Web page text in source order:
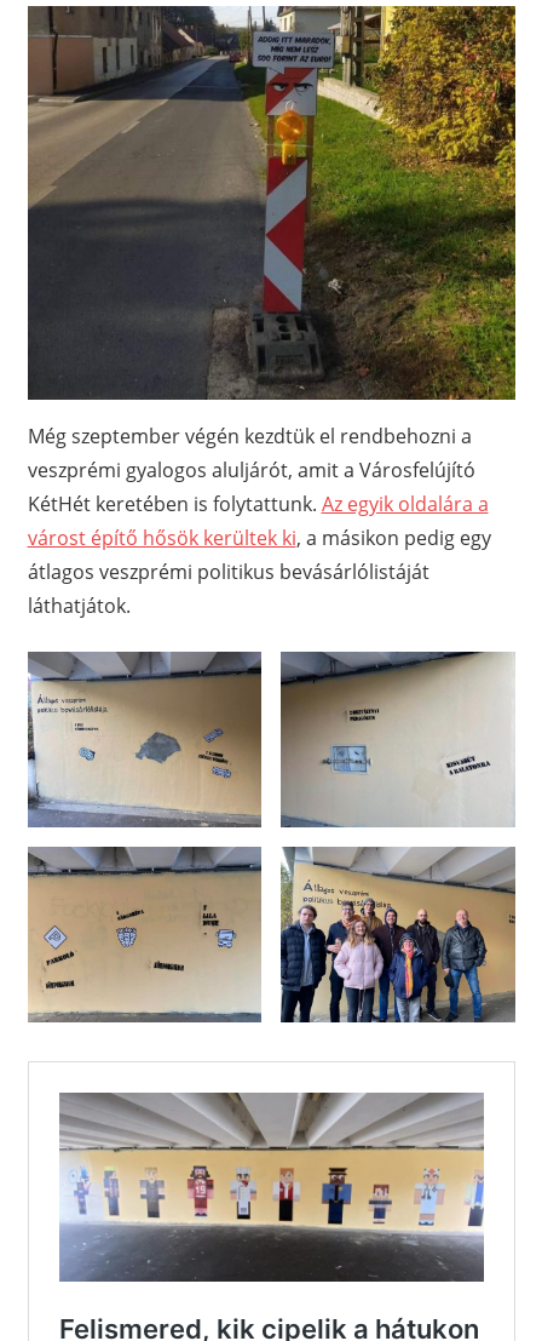
Még szeptember végén kezdtük el rendbehozni a
veszprémi gyalogos aluljárót, amit a Városfelújító
KétHét keretében is folytattunk. Az egyik oldalára a
várost építő hősök kerültek ki, a másikon pedig egy
átlagos veszprémi politikus bevásárlólistáját
láthatjátok.